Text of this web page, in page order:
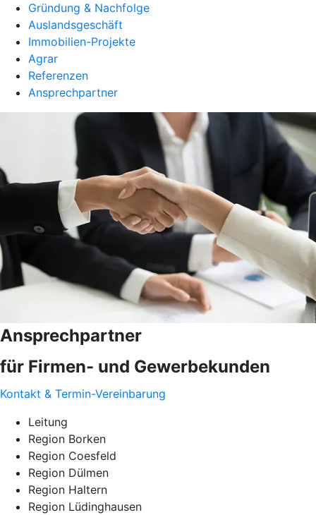
Gründung & Nachfolge
Auslandsgeschäft
Immobilien-Projekte
Agrar
Referenzen
Ansprechpartner
Ansprechpartner
für Firmen- und Gewerbekunden
Kontakt & Termin-Vereinbarung
Leitung
Region Borken
Region Coesfeld
Region Dülmen
Region Haltern
Region Lüdinghausen